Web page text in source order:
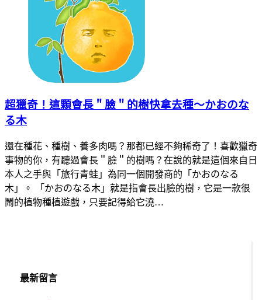
超獵奇！這顆會長＂臉＂的樹快拿去種～かおのな
る木
還在種花、種樹、養多肉嗎？那都已經不夠稀奇了！喜歡獵奇
事物的你，有聽過會長＂臉＂的樹嗎？在說的就是這個來自日
本人之手與「旅行青蛙」為同一個開發商的「かおのなる
木」。 「かおのなる木」就是指會長出臉的樹，它是一款很
鬧的植物種植遊戲，只要記得給它澆…
最新留言